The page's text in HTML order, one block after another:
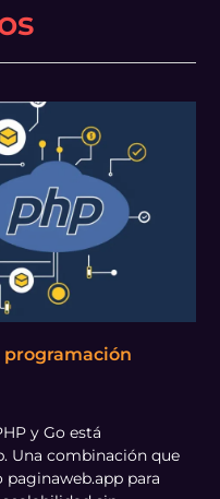
programación
y Go está
Una combinación que
para